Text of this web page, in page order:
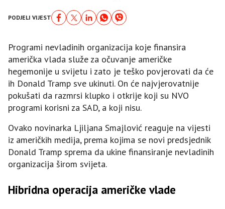
PODJELI VIJEST
Programi nevladinih organizacija koje finansira
američka vlada služe za očuvanje američke
hegemonije u svijetu i zato je teško povjerovati da će
ih Donald Tramp sve ukinuti. On će najvjerovatnije
pokušati da razmrsi klupko i otkrije koji su NVO
programi korisni za SAD, a koji nisu.
Ovako novinarka Ljiljana Smajlović reaguje na vijesti
iz američkih medija, prema kojima se novi predsjednik
Donald Tramp sprema da ukine finansiranje nevladinih
organizacija širom svijeta.
Hibridna operacija američke vlade